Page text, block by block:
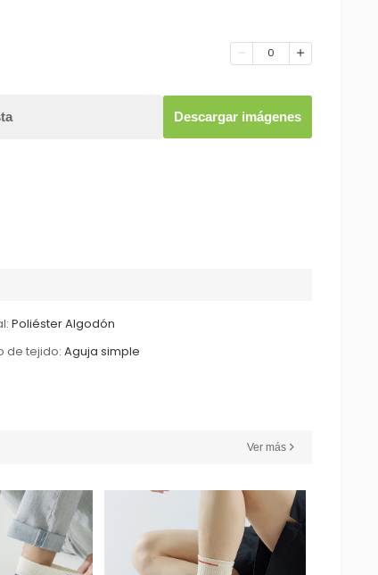
0
Descargar imágenes
Poliéster Algodón
de tejido: Aguja simple
Ver más